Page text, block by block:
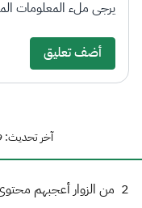
يرجى ملء المعلومات
أضف تعليق
آخر تحديث: 29 يوليو 2026 07:41 م المملكة العربية السعودية
2 من الزوار أعجبهم